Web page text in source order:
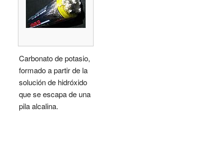
Carbonato de potasio,
formado a partir de la
solución de hidróxido
que se escapa de una
pila alcalina.